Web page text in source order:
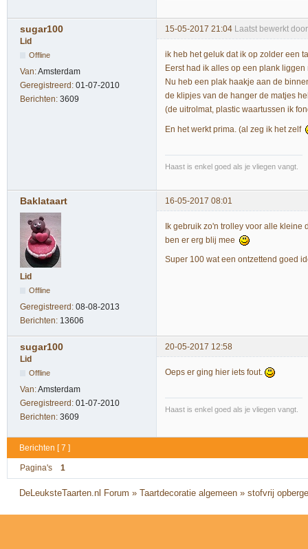
sugar100 15-05-2017 21:04 Laatst bewerkt
Lid
Offline
Van:Amsterdam
Geregistreerd: 01-07-2010
Berichten: 3609
ik heb het geluk dat ik op zolder een
Eerst had ik alles op een plank
Nu heb een plak haakje aan de
de klipjes van de hanger de matjes
(de uitrolmat, plastic waartussen ik
En het werkt prima. (al zeg ik het zelf
Haast is enkel goed als je vliegen vangt.
Baklataart 16-05-2017 08:01
Lid
Offline
Geregistreerd: 08-08-2013
Berichten: 13606
Ik gebruik zo'n trolley voor alle
ben er erg blij mee
Super 100 wat een ontzettend goed
sugar100
20-05-2017 12:58
Lid
Offline
Van:Amsterdam
Geregistreerd: 01-07-2010
Berichten: 3609
Oeps er ging hier iets fout.
Haast is enkel goed als je vliegen vangt.
Berichten [ 7 ]
Pagina's 1
DeLeuksteTaarten.nl Forum »Taartdecoratie algemeen »stofvrij